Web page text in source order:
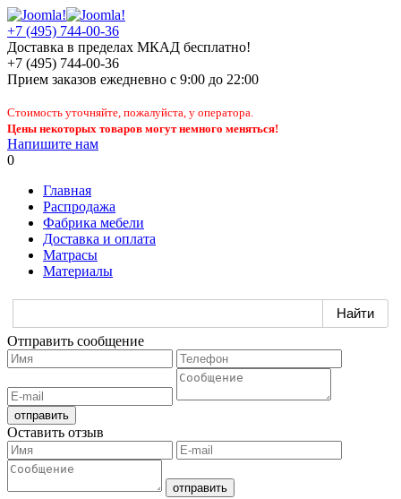
+7 (495) 744-00-36
Доставка в пределах МКАД бесплатно!
+7 (495) 744-00-36
Прием заказов ежедневно с 9:00 до 22:00
Стоимость уточняйте, пожалуйста, у оператора.
Цены некоторых товаров могут немного меняться!
Напишите нам
0
Главная
Распродажа
Фабрика мебели
Доставка и оплата
Матрасы
Материалы
Отправить сообщение
Оставить отзыв